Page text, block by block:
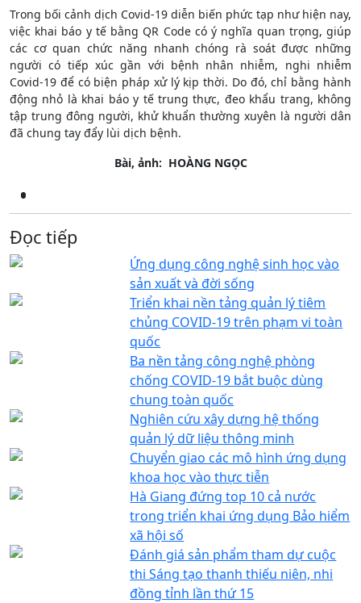
Trong bối cảnh dịch Covid-19 diễn biến phức tạp như hiện nay,
việc khai báo y tế bằng QR Code có ý nghĩa quan trọng, giúp
các cơ quan chức năng nhanh chóng rà soát được những
người có tiếp xúc gần với bệnh nhân nhiễm, nghi nhiễm
Covid-19 để có biện pháp xử lý kịp thời. Do đó, chỉ bằng hành
động nhỏ là khai báo y tế trung thực, đeo khẩu trang, không
tập trung đông người, khử khuẩn thường xuyên là người dân
đã chung tay đẩy lùi dịch bệnh.
Bài, ảnh: HOÀNG NGỌC
Đọc tiếp
Ứng dụng công nghệ sinh học vào
sản xuất và đời sống
Triển khai nền tảng quản lý tiêm
chủng COVID-19 trên phạm vi toàn
quốc
Ba nền tảng công nghệ phòng
chống COVID-19 bắt buộc dùng
chung toàn quốc
Nghiên cứu xây dựng hệ thống
quản lý dữ liệu thông minh
Chuyển giao các mô hình ứng dụng
khoa học vào thực tiễn
Hà Giang đứng top 10 cả nước
trong triển khai ứng dụng Bảo hiểm
xã hội số
Đánh giá sản phẩm tham dự cuộc
thi Sáng tạo thanh thiếu niên, nhi
đồng tỉnh lần thứ 15